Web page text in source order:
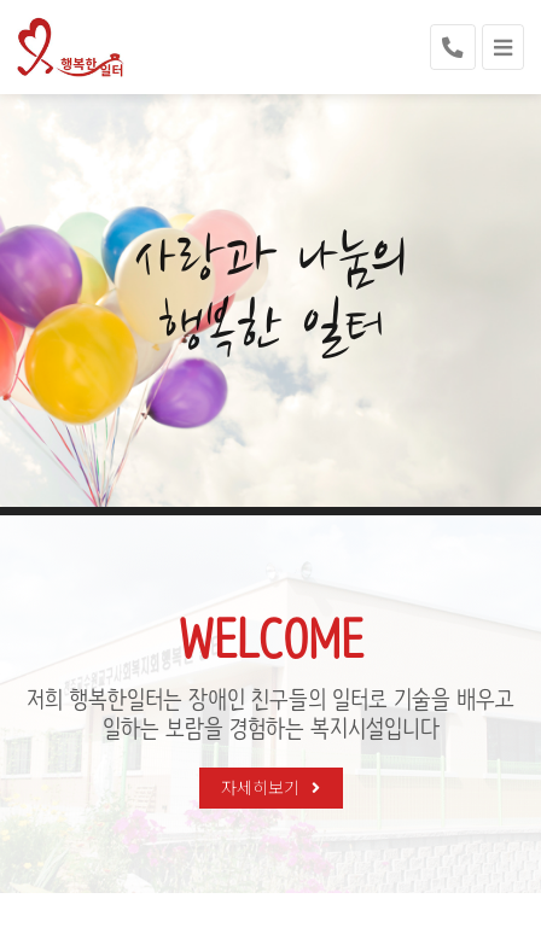
사랑과 나눔의
행복한 일터
WELCOME
저희 행복한일터는 장애인 친구들의 일터로 기술을 배우고
일하는 보람을 경험하는 복지시설입니다
자세히보기